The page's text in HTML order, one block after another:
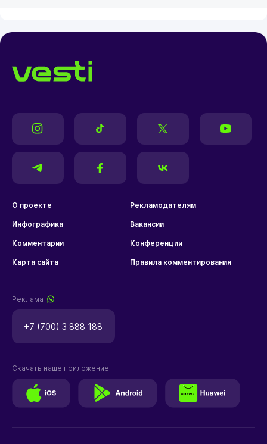
О проекте Рекламодателям
Инфографика Вакансии
Комментарии Конференции
Карта сайта Правила комментирования
Реклама
+7 (700) 3 888 188
Скачать наше приложение